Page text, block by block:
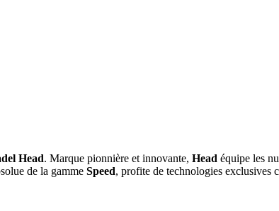
Head. Marque pionnière et innovante, Head équipe les
de la gamme Speed, profite de technologies exclusives